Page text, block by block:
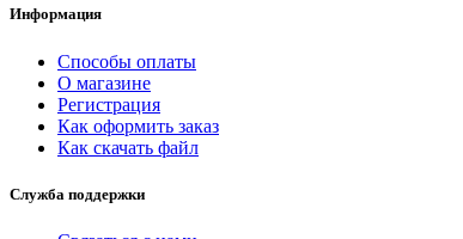
Информация
Способы оплаты
О магазине
Регистрация
Как оформить заказ
Как скачать файл
Служба поддержки